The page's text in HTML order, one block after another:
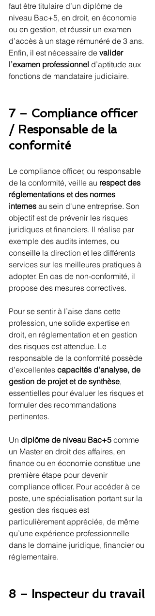
faut être titulaire d’un diplôme de
niveau Bac+5, en droit, en économie
ou en gestion, et réussir un examen
d’accès à un stage rémunéré de 3 ans.
Enfin, il est nécessaire de valider
l’examen professionnel d’aptitude aux
fonctions de mandataire judiciaire.
7 – Compliance officer
/ Responsable de la
conformité
Le compliance officer, ou responsable
de la conformité, veille au respect des
réglementations et des normes
internes au sein d'une entreprise. Son
objectif est de prévenir les risques
juridiques et financiers. Il réalise par
exemple des audits internes, ou
conseille la direction et les différents
services sur les meilleures pratiques à
adopter. En cas de non-conformité, il
propose des mesures correctives.
Pour se sentir à l’aise dans cette
profession, une solide expertise en
droit, en réglementation et en gestion
des risques est attendue. Le
responsable de la conformité possède
d’excellentes capacités d'analyse, de
gestion de projet et de synthèse,
essentielles pour évaluer les risques et
formuler des recommandations
pertinentes.
Un diplôme de niveau Bac+5 comme
un Master en droit des affaires, en
finance ou en économie constitue une
première étape pour devenir
compliance officer. Pour accéder à ce
poste, une spécialisation portant sur la
gestion des risques est
particulièrement appréciée, de même
qu’une expérience professionnelle
dans le domaine juridique, financier ou
réglementaire.
8 – Inspecteur du travail